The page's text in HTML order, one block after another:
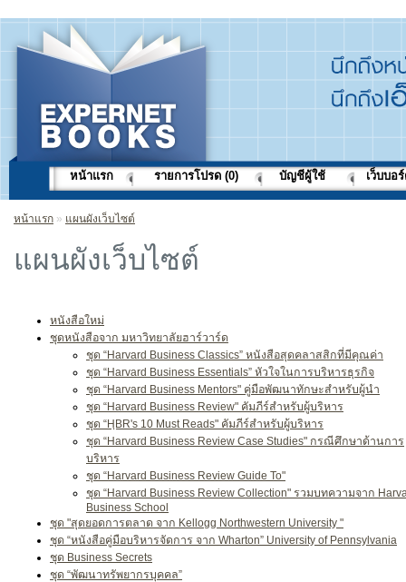
หน้าแรก รายการโปรด (0) บัญชีผู้ใช้ เว็บบอ
หน้าแรก » แผนผังเว็บไซต์
แผนผังเว็บไซต์
หนังสือใหม่
ชุดหนังสือจาก มหาวิทยาลัยฮาร์วาร์ด
ชุด “Harvard Business Classics” หนังสือสุดคลาสสิกที่มีคุณค่า
ชุด “Harvard Business Essentials” หัวใจในการบริหารธุรกิจ
ชุด “Harvard Business Mentors" คู่มือพัฒนาทักษะสำหรับผู้นำ
ชุด “Harvard Business Review" คัมภีร์สำหรับผู้บริหาร
ชุด “HฺBR's 10 Must Reads" คัมภีร์สำหรับผู้บริหาร
ชุด “Harvard Business Review Case Studies" กรณีศึกษาด้านการ
บริหาร
ชุด “Harvard Business Review Guide To"
ชุด “Harvard Business Review Collection" รวมบทความจาก
Business School
ชุด "สุดยอดการตลาด จาก Kellogg Northwestern University "
ชุด “หนังสือคู่มือบริหารจัดการ จาก Wharton” University of Pennsylvania
ชุด Business Secrets
ชุด “พัฒนาทรัพยากรบุคคล”